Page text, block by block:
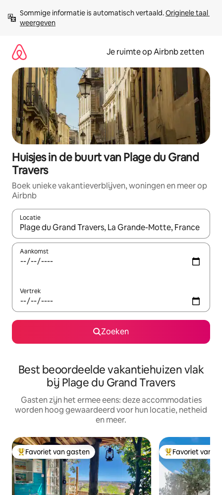
direct
naar
Sommige informatie is automatisch vertaald. Originele taal
weergeven
Je ruimte op Airbnb zetten
Huisjes in de buurt van Plage du Grand
Travers
Boek unieke vakantieverblijven, woningen en meer op
Airbnb
Locatie
Wanneer er suggesties beschikbaar zijn, maak je een keuze
Aankomst
Vertrek
Zoeken
Best beoordeelde vakantiehuizen vlak
bij Plage du Grand Travers
Gasten zijn het ermee eens: deze accommodaties
worden hoog gewaardeerd voor hun locatie, netheid
en meer.
Topfavoriet van gasten
Favoriet van gasten Topfavoriet van
Favoriet van